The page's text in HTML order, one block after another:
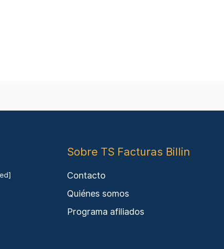
Sobre TS Facturas Billin
Contacto
Quiénes somos
Programa afiliados